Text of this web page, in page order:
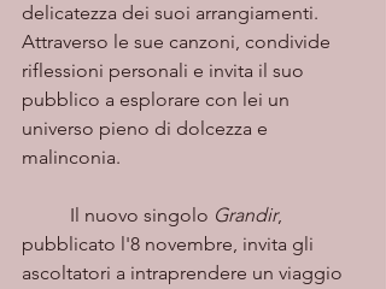
delicatezza dei suoi arrangiamenti.
Attraverso le sue canzoni, condivide
riflessioni personali e invita il suo
pubblico a esplorare con lei un
universo pieno di dolcezza e
malinconia.
	Il nuovo singolo
Grandir,
pubblicato l'8 novembre, invita gli
ascoltatori a intraprendere un viaggio